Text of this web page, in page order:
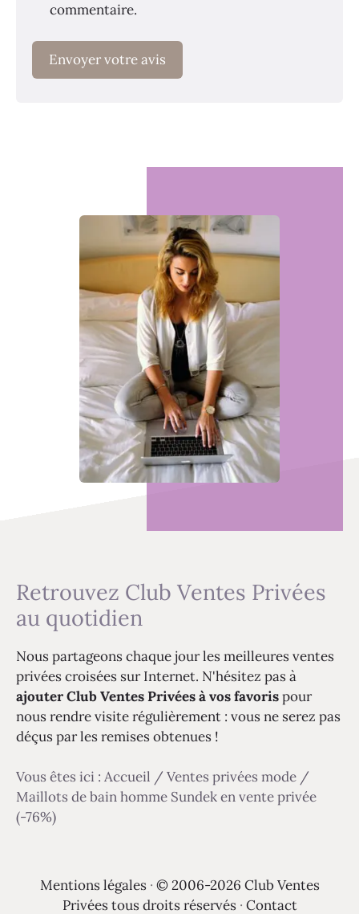
commentaire.
Retrouvez Club Ventes Privées
au quotidien
Nous partageons chaque jour les meilleures ventes
privées croisées sur Internet. N'hésitez pas à
ajouter Club Ventes Privées à vos favorispour
nous rendre visite régulièrement : vous ne serez pas
déçus par les remises obtenues !
Vous êtes ici : Accueil / Ventes privées mode /
Maillots de bain homme Sundek en vente privée
(-76%)
Mentions légales · © 2006-2026 Club Ventes
Privées tous droits réservés · Contact